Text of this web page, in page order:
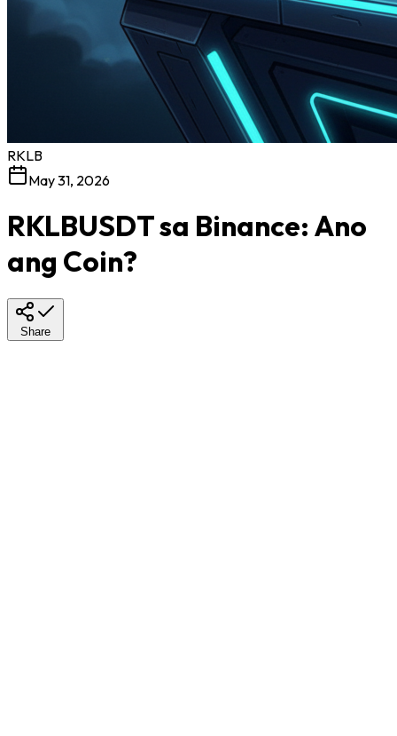
RKLB
May 31, 2026
RKLBUSDT sa Binance: Ano
ang Coin?
Share